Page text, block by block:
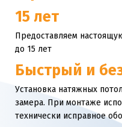
15 лет
Предоставляем
до 15 лет
Быстрый и
Установка натяжных
замера. При монтаже
технически исправное